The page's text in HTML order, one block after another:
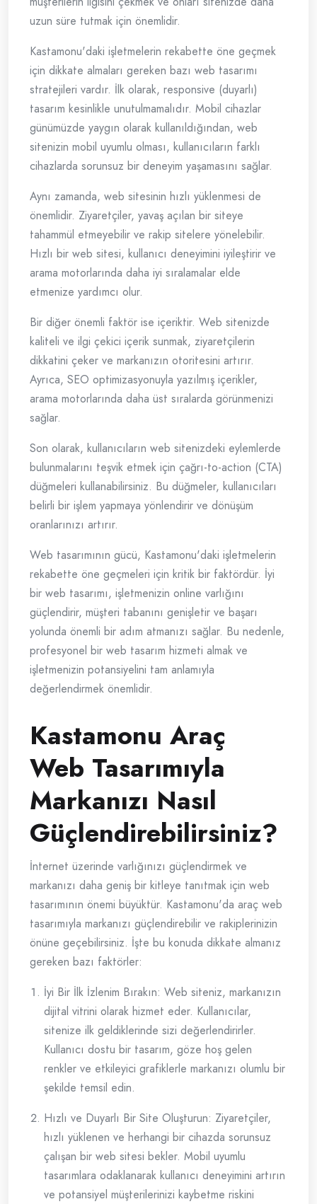
uzun süre tutmak için önemlidir.
Kastamonu'daki işletmelerin rekabette öne geçmek
için dikkate almaları gereken bazı web tasarımı
stratejileri vardır. İlk olarak, responsive (duyarlı)
tasarım kesinlikle unutulmamalıdır. Mobil cihazlar
günümüzde yaygın olarak kullanıldığından, web
sitenizin mobil uyumlu olması, kullanıcıların farklı
cihazlarda sorunsuz bir deneyim yaşamasını sağlar.
Aynı zamanda, web sitesinin hızlı yüklenmesi de
önemlidir. Ziyaretçiler, yavaş açılan bir siteye
tahammül etmeyebilir ve rakip sitelere yönelebilir.
Hızlı bir web sitesi, kullanıcı deneyimini iyileştirir ve
arama motorlarında daha iyi sıralamalar elde
etmenize yardımcı olur.
Bir diğer önemli faktör ise içeriktir. Web sitenizde
kaliteli ve ilgi çekici içerik sunmak, ziyaretçilerin
dikkatini çeker ve markanızın otoritesini artırır.
Ayrıca, SEO optimizasyonuyla yazılmış içerikler,
arama motorlarında daha üst sıralarda görünmenizi
sağlar.
Son olarak, kullanıcıların web sitenizdeki eylemlerde
bulunmalarını teşvik etmek için çağrı-to-action (CTA)
düğmeleri kullanabilirsiniz. Bu düğmeler, kullanıcıları
belirli bir işlem yapmaya yönlendirir ve dönüşüm
oranlarınızı artırır.
Web tasarımının gücü, Kastamonu'daki işletmelerin
rekabette öne geçmeleri için kritik bir faktördür. İyi
bir web tasarımı, işletmenizin online varlığını
güçlendirir, müşteri tabanını genişletir ve başarı
yolunda önemli bir adım atmanızı sağlar. Bu nedenle,
profesyonel bir web tasarım hizmeti almak ve
işletmenizin potansiyelini tam anlamıyla
değerlendirmek önemlidir.
Kastamonu Araç
Web Tasarımıyla
Markanızı Nasıl
Güçlendirebilirsiniz?
İnternet üzerinde varlığınızı güçlendirmek ve
markanızı daha geniş bir kitleye tanıtmak için web
tasarımının önemi büyüktür. Kastamonu'da araç web
tasarımıyla markanızı güçlendirebilir ve rakiplerinizin
önüne geçebilirsiniz. İşte bu konuda dikkate almanız
gereken bazı faktörler:
İyi Bir İlk İzlenim Bırakın: Web siteniz, markanızın
dijital vitrini olarak hizmet eder. Kullanıcılar,
sitenize ilk geldiklerinde sizi değerlendirirler.
Kullanıcı dostu bir tasarım, göze hoş gelen
renkler ve etkileyici grafiklerle markanızı olumlu bir
şekilde temsil edin.
Hızlı ve Duyarlı Bir Site Oluşturun: Ziyaretçiler,
hızlı yüklenen ve herhangi bir cihazda sorunsuz
çalışan bir web sitesi bekler. Mobil uyumlu
tasarımlara odaklanarak kullanıcı deneyimini artırın
ve potansiyel müşterilerinizi kaybetme riskini